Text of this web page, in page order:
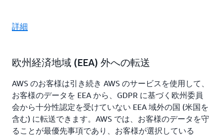
詳細
欧州経済地域 (EEA) 外への転送
AWS のお客様は引き続き AWS のサービスを使用して、
お客様のデータを EEA から、GDPR に基づく欧州委員
会から十分性認定を受けていない EEA 域外の国 (米国を
含む) に転送できます。AWS では、お客様のデータを守
ることが最優先事項であり、お客様が選択している